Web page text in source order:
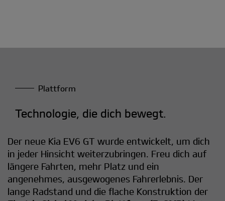
Plattform
Technologie, die dich bewegt.
Der neue Kia EV6 GT wurde entwickelt, um dich
in jeder Hinsicht weiterzubringen. Freu dich auf
längere Fahrten, mehr Platz und ein
angenehmes, ausgewogenes Fahrerlebnis. Der
lange Radstand und die flache Konstruktion der